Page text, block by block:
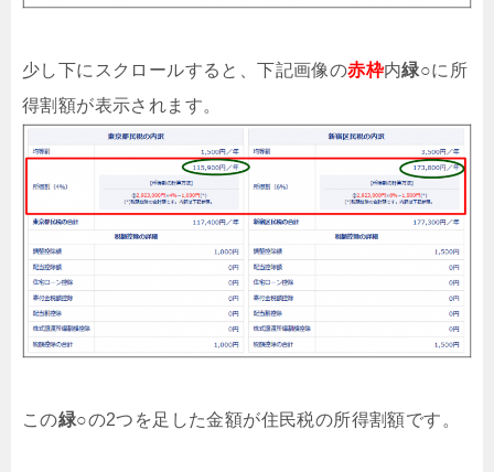
少し下にスクロールすると、下記画像の赤枠内緑○に所
得割額が表示されます。
この緑○の2つを足した金額が住民税の所得割額です。